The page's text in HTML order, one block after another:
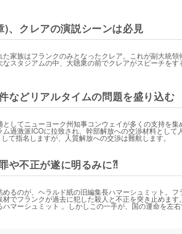
)、クレアの演説シーンは必見
家族はフランクのみとなったクレア。これが副大統領
スタジアムの中、大聴衆の前でクレアがスピーチを
などリアルタイムの問題を盛り込む
してニューヨーク州知事コンウェイが多くの支持を集
過激派ICOに拉致され、幹部解放への交渉材料として
て指名しますが、人質解放への交渉は難航します。
や不正が遂に明るみに⁈
るのが、ヘラルド紙の旧編集長ハマーシュミット。
でフランクが過去に犯した殺人と不正を突き止めま
マーシュミット 。しかしこの一手が、国の運命を左